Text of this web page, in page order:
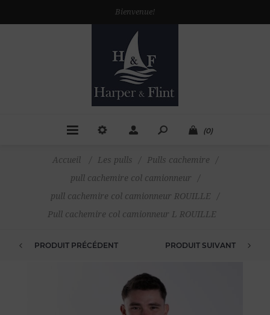
Bienvenue!
(0)
Accueil / Les pulls / Pulls cachemire
/
pull cachemire col camionneur
/
pull cachemire col camionneur ROUILLE
/
Pull cachemire col camionneur L ROUILLE
PRODUIT PRÉCÉDENT PRODUIT SUIVANT